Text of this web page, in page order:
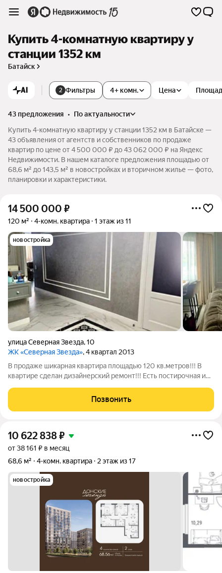
Купить 4-комнатную квартиру у
станции 1352 км
Батайск
AI 2 Фильтры 4+ комн. Цена
43 предложения •
по актуальности
Купить 4-комнатную квартиру у станции 1352 км в Батайске —
43 объявления от агентств и собственников по продаже
квартир по цене от 4 500 000 ₽ до 43 062 000 ₽ на Яндекс
Недвижимости. В нашем каталоге предложения площадью от
68,6 м² до 143,5 м² в новостройках и вторичном жилье — фото,
планировки и характеристики.
14 500 000 ₽
120 м² 4-комн. квартира 1 этаж из 11
новостройка
улица Северная Звезда,10
ЖК «Северная Звезда», 4 квартал 2013
В продаже шикарная квартира площадью 120 кв.метров!!! В
квартире сделан дизайнерский ремонт!!! Есть постирочная и
не высокие коммунальные платежи! Огромная кухня столовая
плюс две большие
Позвонить
10 622 838₽
от 38 161 ₽ в месяц
68,6 м²
4-комн. квартира 2 этаж из 17
новостройка